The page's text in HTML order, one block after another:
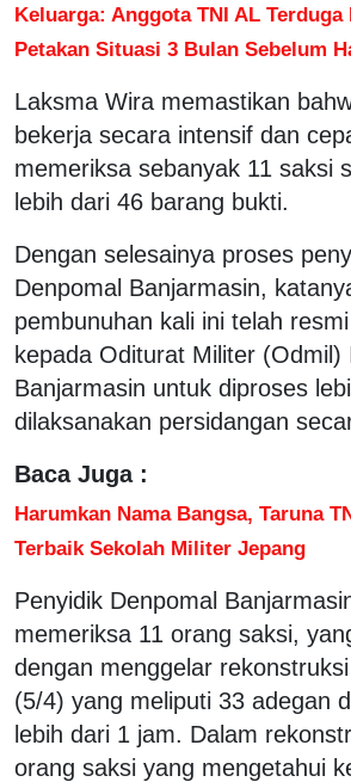
Keluarga: Anggota TNI AL Terduga
Petakan Situasi 3 Bulan Sebelum
Laksma Wira memastikan
bekerja secara intensif dan
memeriksa sebanyak 11 saksi
lebih dari 46 barang bukti.
Dengan selesainya proses
Denpomal Banjarmasin,
pembunuhan kali ini telah
kepada Oditurat Militer (Odmil)
Banjarmasin untuk diproses
dilaksanakan persidangan
Baca Juga :
Harumkan Nama Bangsa, Taruna
Terbaik Sekolah Militer Jepang
Penyidik Denpomal
memeriksa 11 orang saksi,
dengan menggelar
(5/4) yang meliputi 33 adegan
lebih dari 1 jam. Dalam
orang saksi yang mengetahui